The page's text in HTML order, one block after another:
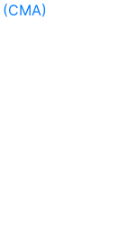
(СМА)